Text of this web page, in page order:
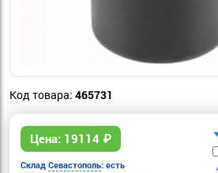
Код товара: 465731
Цена: 19114 ₽
Склад Севастополь: есть